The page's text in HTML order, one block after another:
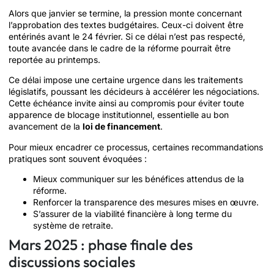
Alors que janvier se termine, la pression monte concernant
l’approbation des textes budgétaires. Ceux-ci doivent être
entérinés avant le 24 février. Si ce délai n’est pas respecté,
toute avancée dans le cadre de la réforme pourrait être
reportée au printemps.
Ce délai impose une certaine urgence dans les traitements
législatifs, poussant les décideurs à accélérer les négociations.
Cette échéance invite ainsi au compromis pour éviter toute
apparence de blocage institutionnel, essentielle au bon
avancement de la loi de financement.
Pour mieux encadrer ce processus, certaines recommandations
pratiques sont souvent évoquées :
Mieux communiquer sur les bénéfices attendus de la
réforme.
Renforcer la transparence des mesures mises en œuvre.
S’assurer de la viabilité financière à long terme du
système de retraite.
Mars 2025 : phase finale des
discussions sociales